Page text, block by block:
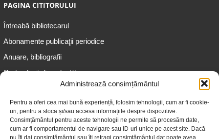
Administrează consimțământul
Pentru a oferi cea mai bună experiență, folosim tehnologii, cum ar fi cookie-
uri, pentru a stoca și/sau accesa informațiile despre dispozitive.
Consimțământul pentru aceste tehnologii ne permite să procesăm date,
cum ar fi comportamentul de navigare sau ID-uri unice pe acest site. Dacă
nu îți dai consimțământul sau îți retragi consimțământul dat poate avea
PAGINA CITITORULUI
Întreabă bibliotecarul
Abonamente publicaţii periodice
Anuare, bibliografii
Cartea lunii din colecțiile
Informații pentru adolescenți
Informații pentru adulți